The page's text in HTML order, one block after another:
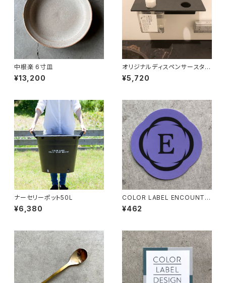
中根楽 6寸皿
¥13,200
オリジナルディスペンサースタン
ド 黒皮鉄
¥5,720
ナーセリーポット50L
¥6,380
COLOR LABEL ENCOUNTE
RオリジナルステッカーC
¥462